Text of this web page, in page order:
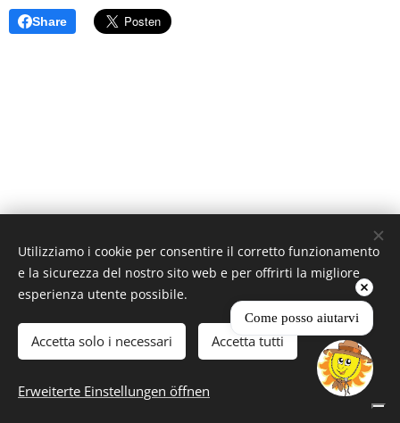
Share
RAGGIO DI SOLE di Montalto A. e C. S.n.C. Società Agricola
P.iva 00874810500
Cin: IT050031B5EXIT4846
Coltivati con amore dal 1984
Creato con Webnode Cookies
Italiano
English
Utilizziamo i cookie per consentire il corretto funzionamento
e la sicurezza del nostro sito web e per offrirti la migliore
esperienza utente possibile.
Accetta solo i necessari Accetta tutti
Erweiterte Einstellungen öffnen
Come posso aiutarvi